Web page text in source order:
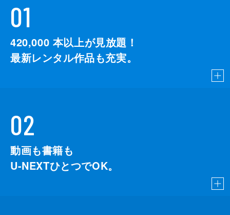
01
420,000 本以上が見放題！
最新レンタル作品も充実。
02
動画も書籍も
U-NEXTひとつでOK。